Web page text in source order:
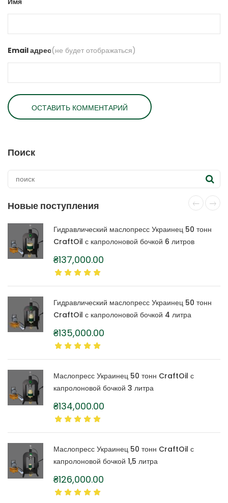
Email адрес(не будет отображаться)
Поиск
Новые поступления
Гидравлический маслопресс Украинец 50 тонн
CraftOil с капролоновой бочкой 6 литров
₴137,000.00
Гидравлический маслопресс Украинец 50 тонн
CraftOil с капролоновой бочкой 4 литра
₴135,000.00
Маслопресс Украинец 50 тонн CraftOil с
капролоновой бочкой 3 литра
₴134,000.00
Маслопресс Украинец 50 тонн CraftOil с
капролоновой бочкой 1,5 литра
₴126,000.00